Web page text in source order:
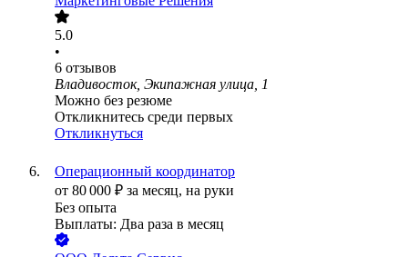
5.0
•
6 отзывов
Владивосток, Экипажная улица, 1
Можно без резюме
Откликнитесь среди первых
Откликнуться
Операционный координатор
от 80 000 ₽ за месяц, на руки
Без опыта
Выплаты: Два раза в месяц